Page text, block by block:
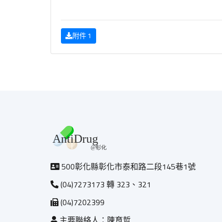
附件 1
500彰化縣彰化市泰和路二段145巷1號
(04)7273173 轉 323、321
(04)7202399